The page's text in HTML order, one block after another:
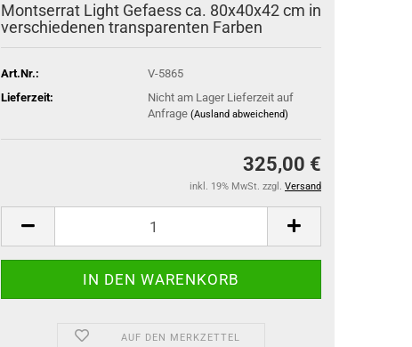
Montserrat Light Gefaess ca. 80x40x42 cm in
verschiedenen transparenten Farben
Art.Nr.:
V-5865
Lieferzeit:
Nicht am Lager Lieferzeit auf
Anfrage (Ausland abweichend)
325,00 €
inkl. 19% MwSt. zzgl. Versand
AUF DEN MERKZETTEL